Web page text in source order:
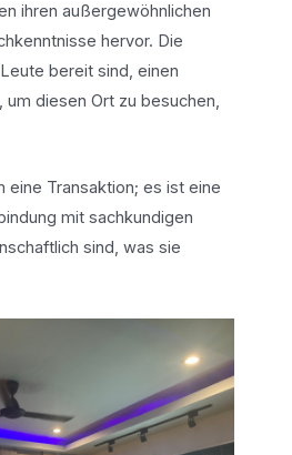
ihren außergewöhnlichen
hervor. Die
bereit sind, einen
um diesen Ort zu besuchen,
eine Transaktion; es ist eine
mit sachkundigen
sind, was sie